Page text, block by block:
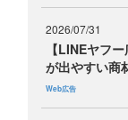
2026/07/31
【LINEヤフ
が出やすい商
Web広告